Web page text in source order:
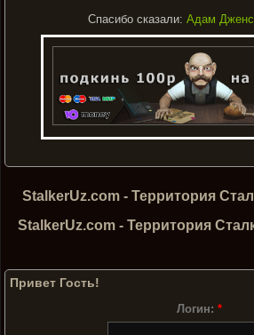
Спасибо сказали: Адам
StalkerUz.com - Территория
StalkerUz.com - Территория
Привет Гость!
Логин: *